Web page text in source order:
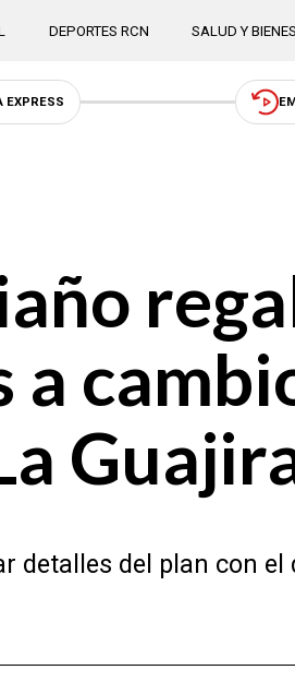
DEPORTES RCN SALUD Y
EXPRESS
detalles del plan con